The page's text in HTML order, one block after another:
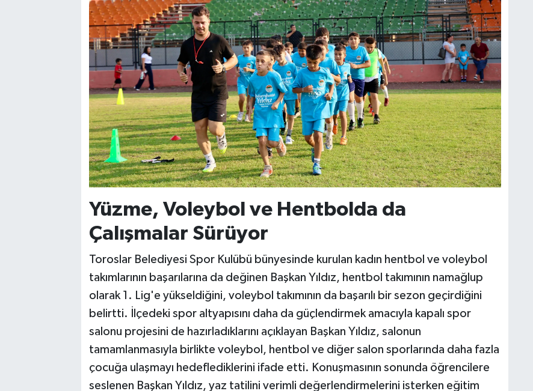
Yüzme, Voleybol ve Hentbolda da
Çalışmalar Sürüyor
Toroslar Belediyesi Spor Kulübü bünyesinde kurulan kadın hentbol ve voleybol
takımlarının başarılarına da değinen Başkan Yıldız, hentbol takımının namağlup
olarak 1. Lig'e yükseldiğini, voleybol takımının da başarılı bir sezon geçirdiğini
belirtti. İlçedeki spor altyapısını daha da güçlendirmek amacıyla kapalı spor
salonu projesini de hazırladıklarını açıklayan Başkan Yıldız, salonun
tamamlanmasıyla birlikte voleybol, hentbol ve diğer salon sporlarında daha fazla
çocuğa ulaşmayı hedeflediklerini ifade etti. Konuşmasının sonunda öğrencilere
seslenen Başkan Yıldız, yaz tatilini verimli değerlendirmelerini isterken eğitim